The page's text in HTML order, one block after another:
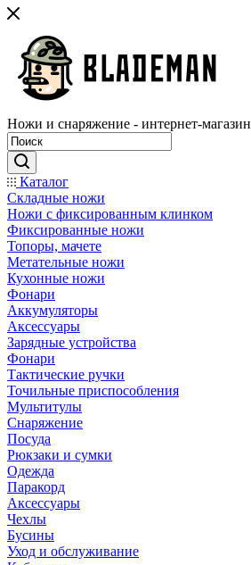
Ножи и снаряжение - интернет-магазин
Каталог
Складные ножи
Ножи с фиксированным клинком
Фиксированные ножи
Топоры, мачете
Метательные ножи
Кухонные ножи
Фонари
Аккумуляторы
Аксессуары
Зарядные устройства
Фонари
Тактические ручки
Точильные приспособления
Мультитулы
Снаряжение
Посуда
Рюкзаки и сумки
Одежда
Паракорд
Аксессуары
Чехлы
Бусины
Уход и обслуживание